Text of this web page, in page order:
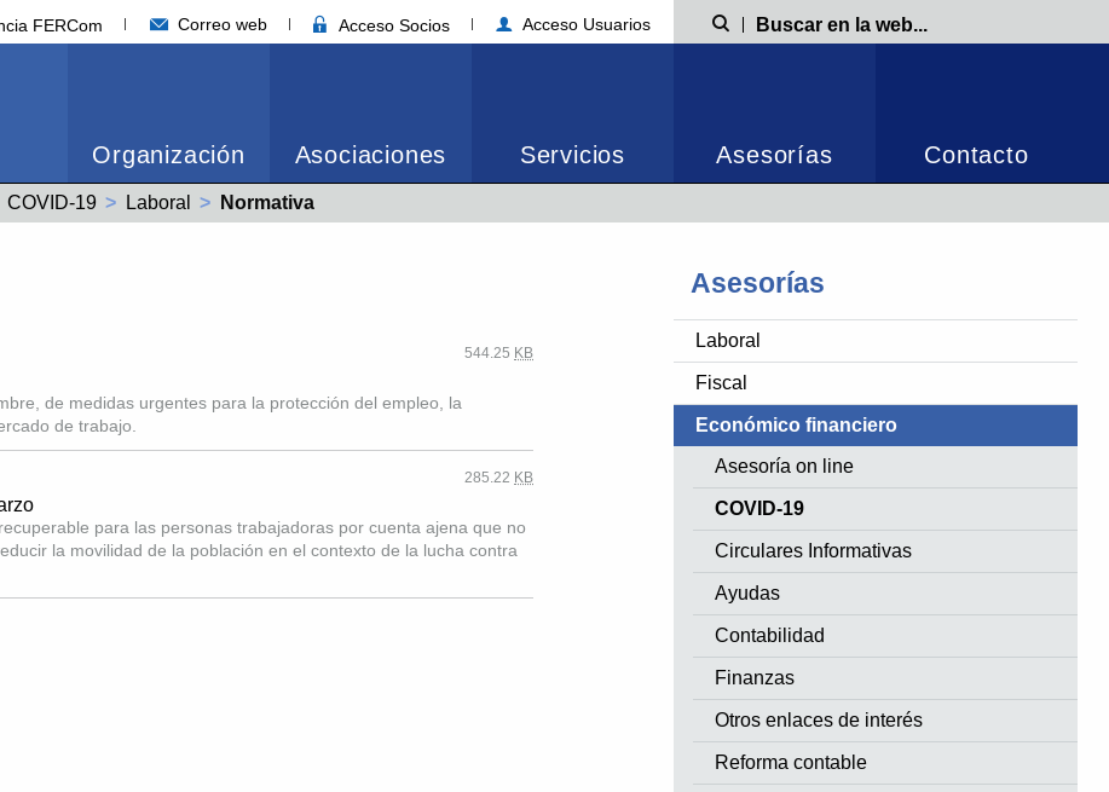
FERCom Correo web Acceso Socios Acceso Usuarios Búsqueda
Organización Asociaciones Servicios Asesorías Contacto
COVID-19 Laboral Actual:
Normativa
Asesorías
Laboral
Fiscal
Económico financiero
Asesoría on line
COVID-19
Circulares Informativas
Ayudas
Contabilidad
Finanzas
Otros enlaces de interés
Reforma contable
544.25 KB
de medidas urgentes para la protección del empleo, la
de trabajo.
285.22 KB
para las personas trabajadoras por cuenta ajena que no
la movilidad de la población en el contexto de la lucha contra